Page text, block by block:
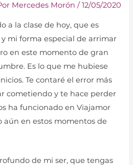
Mercedes Morón/12/05/2020
a la clase de hoy, que es
mi forma especial de arrimar
en este momento de gran
Es lo que me hubiese
Te contaré el error más
cometiendo y te hace perder
ha funcionado en Viajamor
en estos momentos de
de mi ser, que tengas